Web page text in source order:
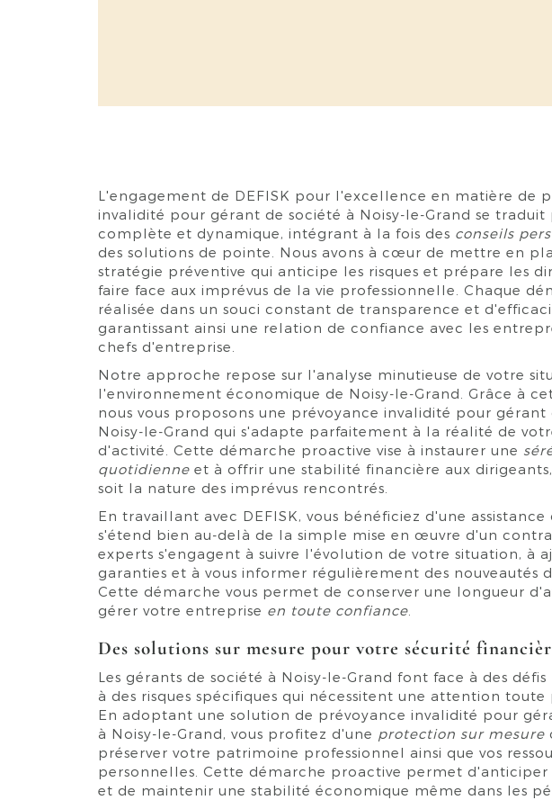
L'engagement de DEFISK pour l'excellence en matière de
invalidité pour gérant de société à Noisy-le-Grand se traduit
complète et dynamique, intégrant à la fois des conseils
des solutions de pointe. Nous avons à cœur de mettre en
stratégie préventive qui anticipe les risques et prépare les
faire face aux imprévus de la vie professionnelle. Chaque
réalisée dans un souci constant de transparence et
garantissant ainsi une relation de confiance avec les
chefs d'entreprise.
Notre approche repose sur l'analyse minutieuse de votre
l'environnement économique de Noisy-le-Grand. Grâce à
nous vous proposons une prévoyance invalidité pour gérant
Noisy-le-Grand qui s'adapte parfaitement à la réalité de
d'activité. Cette démarche proactive vise à instaurer une
quotidienne et à offrir une stabilité financière aux
soit la nature des imprévus rencontrés.
En travaillant avec DEFISK, vous bénéficiez d'une
s'étend bien au-delà de la simple mise en œuvre d'un
experts s'engagent à suivre l'évolution de votre situation, à
garanties et à vous informer régulièrement des nouveautés
Cette démarche vous permet de conserver une longueur
gérer votre entreprise en toute confiance
Des solutions sur mesure pour votre sécurité
Les gérants de société à Noisy-le-Grand font face à des
à des risques spécifiques qui nécessitent une attention toute
En adoptant une solution de prévoyance invalidité pour
à Noisy-le-Grand, vous profitez d'une protection sur mesure
préserver votre patrimoine professionnel ainsi que vos
personnelles. Cette démarche proactive permet d'anticiper
et de maintenir une stabilité économique même dans les